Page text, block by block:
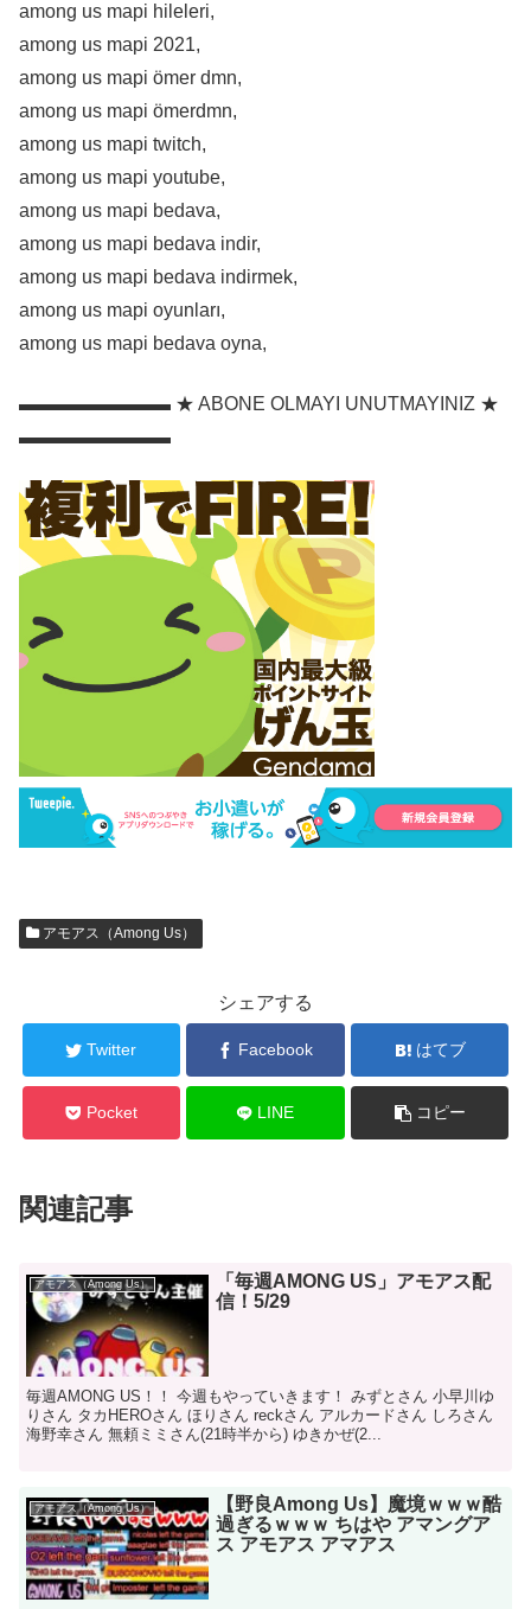
among us mapi hileleri,
among us mapi 2021,
among us mapi ömer dmn,
among us mapi ömerdmn,
among us mapi twitch,
among us mapi youtube,
among us mapi bedava,
among us mapi bedava indir,
among us mapi bedava indirmek,
among us mapi oyunları,
among us mapi bedava oyna,
▬▬▬▬▬▬▬▬ ★ ABONE OLMAYI UNUTMAYINIZ ★
▬▬▬▬▬▬▬▬
アモアス（Among Us）
シェアする
Twitter Facebook はてブ
Pocket LINE コピー
関連記事
アモアス（Among Us）
「毎週AMONG US」アモアス配
信！5/29
毎週AMONG US！！ 今週もやっていきます！ みずとさん 小早川ゆ
りさん タカHEROさん ほりさん reckさん アルカードさん しろさん
海野幸さん 無頼ミミさん(21時半から) ゆきかぜ(2...
アモアス（Among Us）
【野良Among Us】魔境ｗｗｗ酷
過ぎるｗｗｗ ちはや アマングア
ス アモアス アマアス